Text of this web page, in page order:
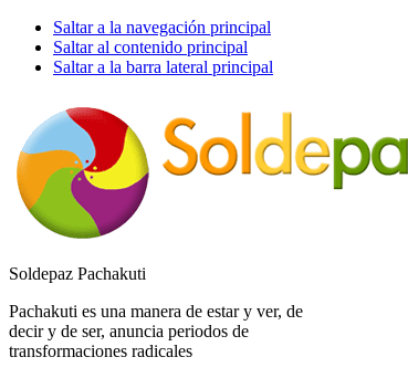
Saltar a la navegación principal
Saltar al contenido principal
Saltar a la barra lateral principal
Soldepaz Pachakuti
Pachakuti es una manera de estar y ver, de
decir y de ser, anuncia periodos de
transformaciones radicales